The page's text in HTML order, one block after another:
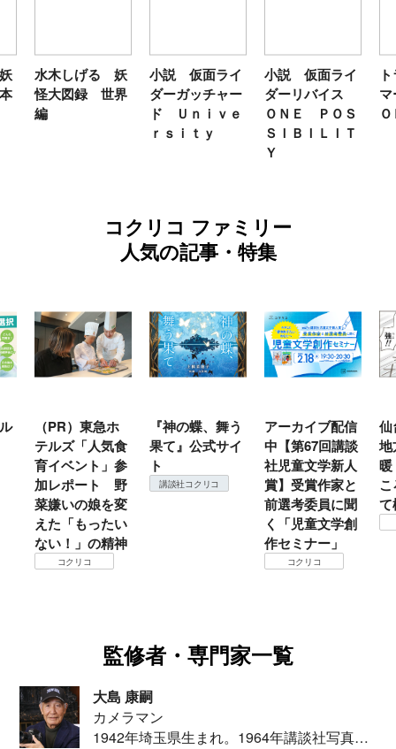
水木しげる 妖
怪大図録 世界
編
小説 仮面ライ
ダーガッチャー
ド Ｕｎｉｖｅ
ｒｓｉｔｙ
小説 仮面ライ
ダーリバイス
ＯＮＥ ＰＯＳ
ＳＩＢＩＬＩＴ
Ｙ
コクリコ ファミリー
人気の記事・特集
（PR）東急ホ
テルズ「人気食
育イベント」参
加レポート 野
菜嫌いの娘を変
えた「もったい
ない！」の精神
コクリコ
『神の蝶、舞う
果て』公式サイ
ト
講談社コクリコ
アーカイブ配信
中【第67回講談
社児童文学新人
賞】受賞作家と
前選考委員に聞
く「児童文学創
作セミナー」
コクリコ
仙
地
て
監修者・専門家一覧
大島 康嗣
カメラマン
1942年埼玉県生まれ。1964年講談社写真部